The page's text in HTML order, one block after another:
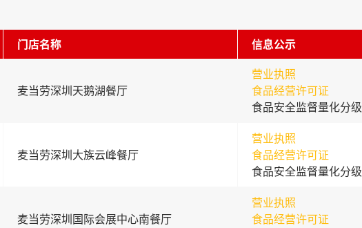
门店名称 信息公示
麦当劳深圳天鹅湖餐厅
营业执照
食品经营许可证
食品安全监督量化分级
麦当劳深圳大族云峰餐厅
营业执照
食品经营许可证
食品安全监督量化分级
麦当劳深圳国际会展中心南餐厅
营业执照
食品经营许可证